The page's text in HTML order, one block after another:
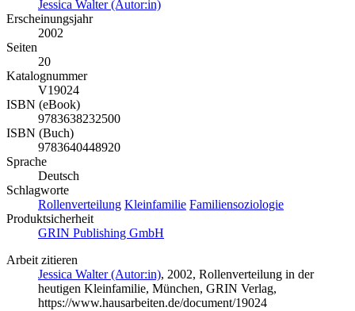
Jessica Walter (Autor:in)
Erscheinungsjahr
2002
Seiten
20
Katalognummer
V19024
ISBN (eBook)
9783638232500
ISBN (Buch)
9783640448920
Sprache
Deutsch
Schlagworte
Rollenverteilung Kleinfamilie Familiensoziologie
Produktsicherheit
GRIN Publishing GmbH
Arbeit zitieren
Jessica Walter (Autor:in), 2002, Rollenverteilung in der
heutigen Kleinfamilie, München, GRIN Verlag,
https://www.hausarbeiten.de/document/19024